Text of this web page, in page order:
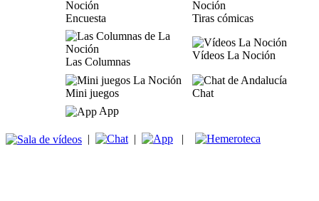
Encuesta Tiras cómicas
Las Columnas
Vídeos La Noción
Mini juegos
Chat
App
| | |